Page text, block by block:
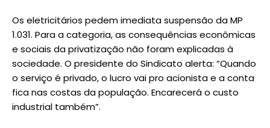
Os eletricitários pedem imediata suspensão da MP
1.031. Para a categoria, as consequências econômicas
e sociais da privatização não foram explicadas à
sociedade. O presidente do Sindicato alerta: “Quando
o serviço é privado, o lucro vai pro acionista e a conta
fica nas costas da população. Encarecerá o custo
industrial também”.